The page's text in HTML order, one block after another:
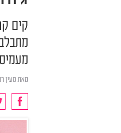
קים
מאתמעין